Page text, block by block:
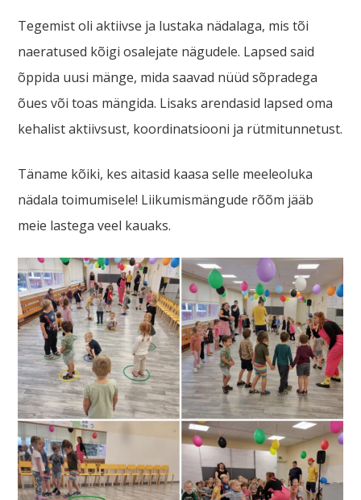
Tegemist oli aktiivse ja lustaka nädalaga, mis tõi
naeratused kõigi osalejate nägudele. Lapsed said
õppida uusi mänge, mida saavad nüüd sõpradega
õues või toas mängida. Lisaks arendasid lapsed oma
kehalist aktiivsust, koordinatsiooni ja rütmitunnetust.
Täname kõiki, kes aitasid kaasa selle meeleoluka
nädala toimumisele! Liikumismängude rõõm jääb
meie lastega veel kauaks.